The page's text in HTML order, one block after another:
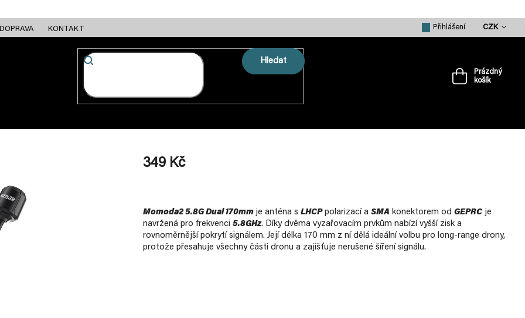
DOPRAVA KONTAKT CZK
Přihlášení
Hledat
Nákupní
Prázdný
košík
349 Kč
Momoda2 5.8G Dual 170mm je anténa s LHCPpolarizací a SMA konektorem od GEPRC je
navržená pro frekvenci 5.8GHz. Díky dvěma vyzařovacím prvkům nabízí vyšší zisk a
rovnoměrnější pokrytí signálem. Její délka 170 mm z ní dělá ideální volbu pro long-range drony,
protože přesahuje všechny části dronu a zajišťuje nerušené šíření signálu.